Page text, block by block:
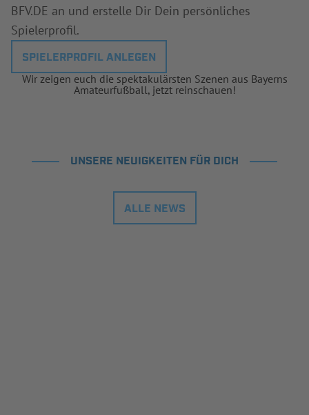
BFV.DE an und erstelle Dir Dein persönliches
Spielerprofil.
SPIELERPROFIL ANLEGEN
Wir zeigen euch die spektakulärsten Szenen aus Bayerns
Amateurfußball, jetzt reinschauen!
UNSERE NEUIGKEITEN FÜR DICH
ALLE NEWS